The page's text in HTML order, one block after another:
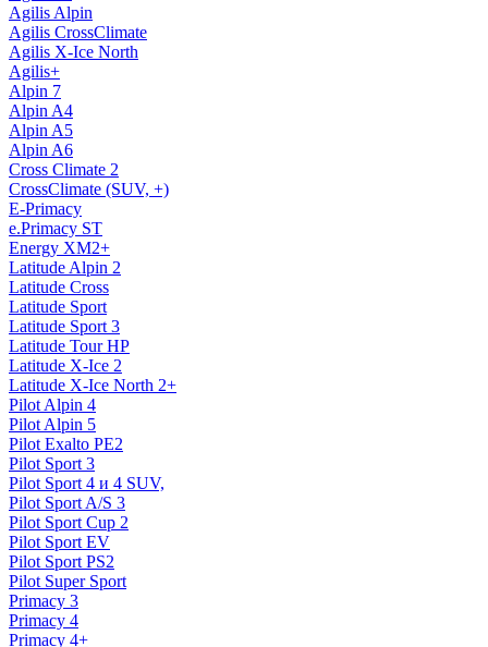
Agilis Alpin
Agilis CrossClimate
Agilis X-Ice North
Agilis+
Alpin 7
Alpin A4
Alpin A5
Alpin A6
Cross Climate 2
CrossClimate (SUV, +)
E-Primacy
e.Primacy ST
Energy XM2+
Latitude Alpin 2
Latitude Cross
Latitude Sport
Latitude Sport 3
Latitude Tour HP
Latitude X-Ice 2
Latitude X-Ice North 2+
Pilot Alpin 4
Pilot Alpin 5
Pilot Exalto PE2
Pilot Sport 3
Pilot Sport 4 и 4 SUV,
Pilot Sport A/S 3
Pilot Sport Cup 2
Pilot Sport EV
Pilot Sport PS2
Pilot Super Sport
Primacy 3
Primacy 4
Primacy 4+